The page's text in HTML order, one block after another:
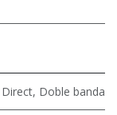
Direct, Doble banda